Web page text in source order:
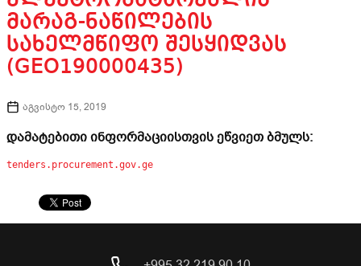
ᲛᲐᲠᲐᲒ-ᲜᲐᲬᲘᲚᲔᲑᲘᲡ
ᲡᲐᲮᲔᲚᲛᲬᲘᲤᲝ ᲨᲔᲡᲧᲘᲓᲕᲐᲡ
(GEO190000435)
აგვისტო 15, 2019
დამატებითი ინფორმაციისთვის ეწვიეთ ბმულს:
tenders.procurement.gov.ge